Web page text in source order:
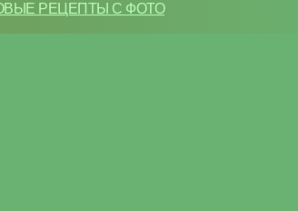
РЕЦЕПТЫ С ФОТО